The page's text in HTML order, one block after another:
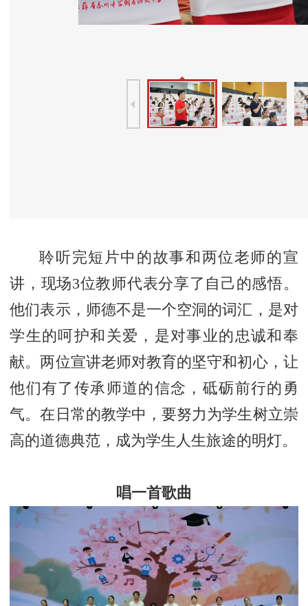
聆听完短片中的故事和两位老师的宣
讲，现场3位教师代表分享了自己的感悟。
他们表示，师德不是一个空洞的词汇，是对
学生的呵护和关爱，是对事业的忠诚和奉
献。两位宣讲老师对教育的坚守和初心，让
他们有了传承师道的信念，砥砺前行的勇
气。在日常的教学中，要努力为学生树立崇
高的道德典范，成为学生人生旅途的明灯。
唱一首歌曲